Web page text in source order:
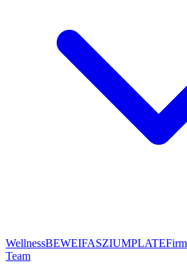
WellnessBEWEIFASZIUMPLATE
Team